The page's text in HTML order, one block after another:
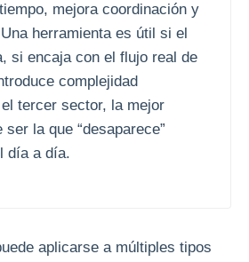
mejora coordinación y
herramienta es útil si el
si encaja con el flujo real de
complejidad
tercer sector, la mejor
la que “desaparece”
día a día.
aplicarse a múltiples tipos